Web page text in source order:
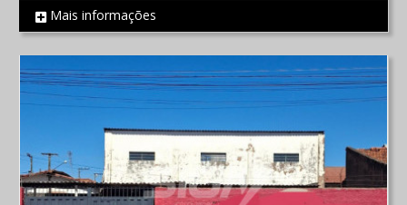
REF 2251
Mais informações